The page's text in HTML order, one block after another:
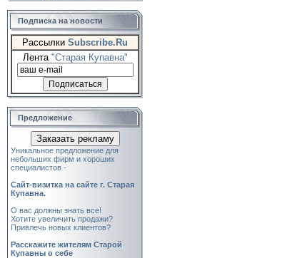
Подписка на новости
Рассылки Subscribe.Ru
Лента "Старая Купавна"
Предложение
Заказать рекламу
Уникальное предложение для
небольших фирм и хороших
специалистов -
Cайт-визитка на сайте г. Старая
Купавна.
О вас должны знать все!
Хотите увеличить продажи?
Привлечь новых клиентов?
Расскажите жителям Старой
Купавны о себе